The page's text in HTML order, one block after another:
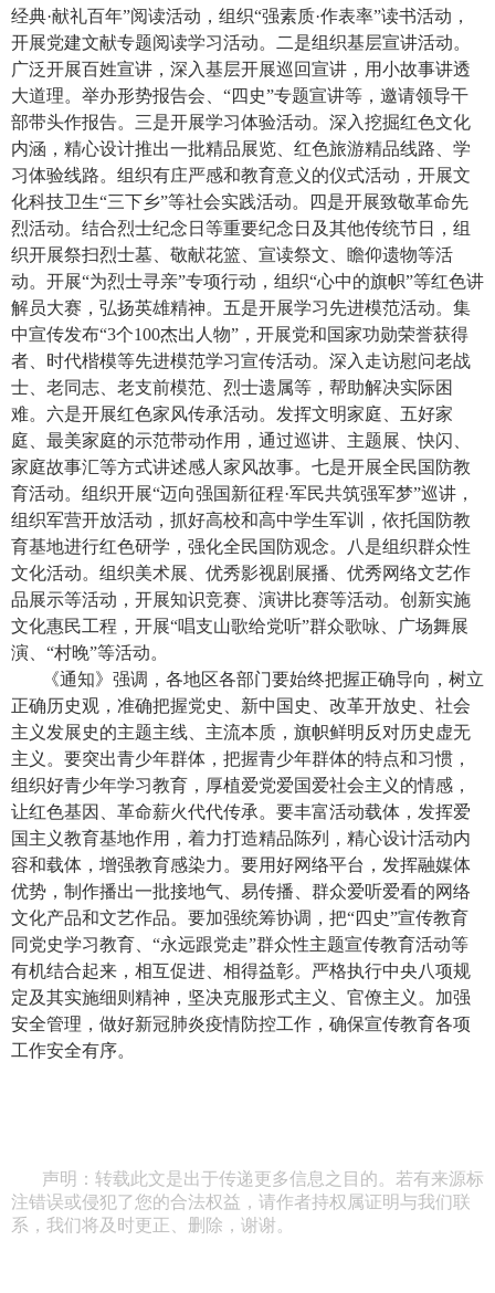
经典·献礼百年”阅读活动，组织“强素质·作表率”读书活动，
开展党建文献专题阅读学习活动。二是组织基层宣讲活动。
广泛开展百姓宣讲，深入基层开展巡回宣讲，用小故事讲透
大道理。举办形势报告会、“四史”专题宣讲等，邀请领导干
部带头作报告。三是开展学习体验活动。深入挖掘红色文化
内涵，精心设计推出一批精品展览、红色旅游精品线路、学
习体验线路。组织有庄严感和教育意义的仪式活动，开展文
化科技卫生“三下乡”等社会实践活动。四是开展致敬革命先
烈活动。结合烈士纪念日等重要纪念日及其他传统节日，组
织开展祭扫烈士墓、敬献花篮、宣读祭文、瞻仰遗物等活
动。开展“为烈士寻亲”专项行动，组织“心中的旗帜”等红色讲
解员大赛，弘扬英雄精神。五是开展学习先进模范活动。集
中宣传发布“3个100杰出人物”，开展党和国家功勋荣誉获得
者、时代楷模等先进模范学习宣传活动。深入走访慰问老战
士、老同志、老支前模范、烈士遗属等，帮助解决实际困
难。六是开展红色家风传承活动。发挥文明家庭、五好家
庭、最美家庭的示范带动作用，通过巡讲、主题展、快闪、
家庭故事汇等方式讲述感人家风故事。七是开展全民国防教
育活动。组织开展“迈向强国新征程·军民共筑强军梦”巡讲，
组织军营开放活动，抓好高校和高中学生军训，依托国防教
育基地进行红色研学，强化全民国防观念。八是组织群众性
文化活动。组织美术展、优秀影视剧展播、优秀网络文艺作
品展示等活动，开展知识竞赛、演讲比赛等活动。创新实施
文化惠民工程，开展“唱支山歌给党听”群众歌咏、广场舞展
演、“村晚”等活动。
《通知》强调，各地区各部门要始终把握正确导向，树立
正确历史观，准确把握党史、新中国史、改革开放史、社会
主义发展史的主题主线、主流本质，旗帜鲜明反对历史虚无
主义。要突出青少年群体，把握青少年群体的特点和习惯，
组织好青少年学习教育，厚植爱党爱国爱社会主义的情感，
让红色基因、革命薪火代代传承。要丰富活动载体，发挥爱
国主义教育基地作用，着力打造精品陈列，精心设计活动内
容和载体，增强教育感染力。要用好网络平台，发挥融媒体
优势，制作播出一批接地气、易传播、群众爱听爱看的网络
文化产品和文艺作品。要加强统筹协调，把“四史”宣传教育
同党史学习教育、“永远跟党走”群众性主题宣传教育活动等
有机结合起来，相互促进、相得益彰。严格执行中央八项规
定及其实施细则精神，坚决克服形式主义、官僚主义。加强
安全管理，做好新冠肺炎疫情防控工作，确保宣传教育各项
工作安全有序。
声明：转载此文是出于传递更多信息之目的。若有来源标
注错误或侵犯了您的合法权益，请作者持权属证明与我们联
系，我们将及时更正、删除，谢谢。